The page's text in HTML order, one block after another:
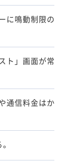
に鳴動制限の
ト」画面が常
通信料金はか